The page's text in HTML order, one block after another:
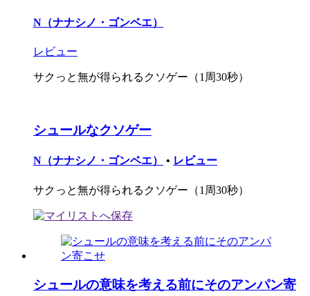
N（ナナシノ・ゴンベエ）
レビュー
サクっと無が得られるクソゲー（1周30秒）
シュールなクソゲー
N（ナナシノ・ゴンベエ） • レビュー
サクっと無が得られるクソゲー（1周30秒）
シュールの意味を考える前にそのアンパン寄